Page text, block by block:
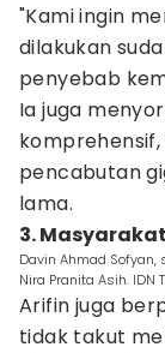
"Kami ingin
dilakukan
penyebab
Ia juga
pencabutan
lama.
3.
Davin Ahmad
Nira Pranita Asih. IDN
Arifin juga
tidak takut